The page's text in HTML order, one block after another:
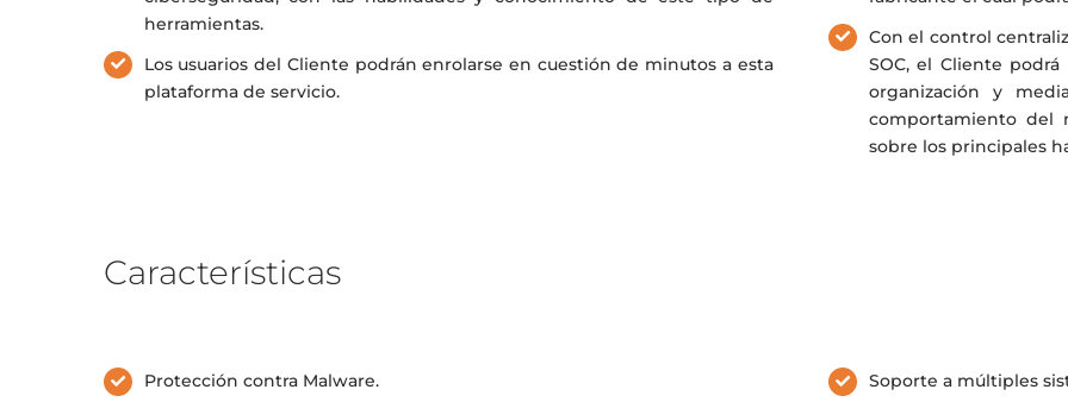
herramientas.
Los usuarios del Cliente podrán enrolarse en cuestión de minutos a esta
plataforma de servicio.
Con el control
SOC, el Cliente
organización y
comportamiento del
sobre los principales
Características
Protección contra Malware.
Soporte a múltiples